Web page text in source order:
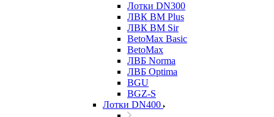
Лотки DN300
ЛВК ВМ Plus
ЛВК ВМ Sir
BetoMax Basic
BetoMax
ЛВБ Norma
ЛВБ Optima
BGU
BGZ-S
Лотки DN400